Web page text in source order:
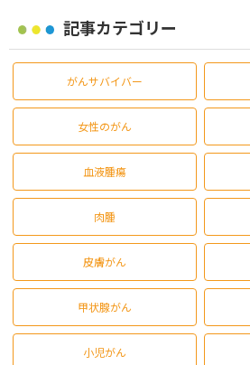
記事カテゴリー
がんサバイバー
女性のがん
血液腫瘍
肉腫
皮膚がん
甲状腺がん
小児がん